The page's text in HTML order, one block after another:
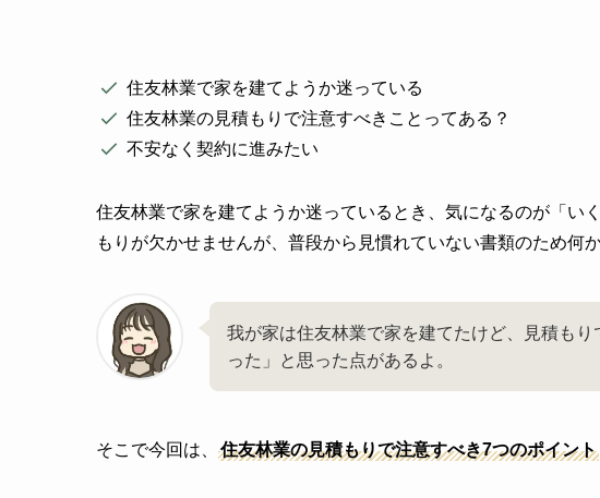
住友林業で家を建てようか迷っている
住友林業の見積もりで注意すべきことってある？
不安なく契約に進みたい
住友林業で家を建てようか迷っているとき、気になるのが「い
もりが欠かせませんが、普段から見慣れていない書類のため何
我が家は住友林業で家を建てたけど、見積も
った」と思った点があるよ。
そこで今回は、 住友林業の見積もりで注意すべき7つのポイント